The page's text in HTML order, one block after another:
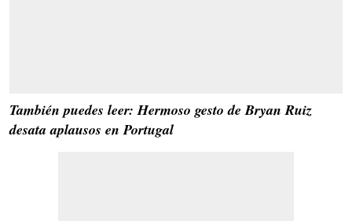
También puedes leer: Hermoso gesto de Bryan Ruiz
desata aplausos en Portugal